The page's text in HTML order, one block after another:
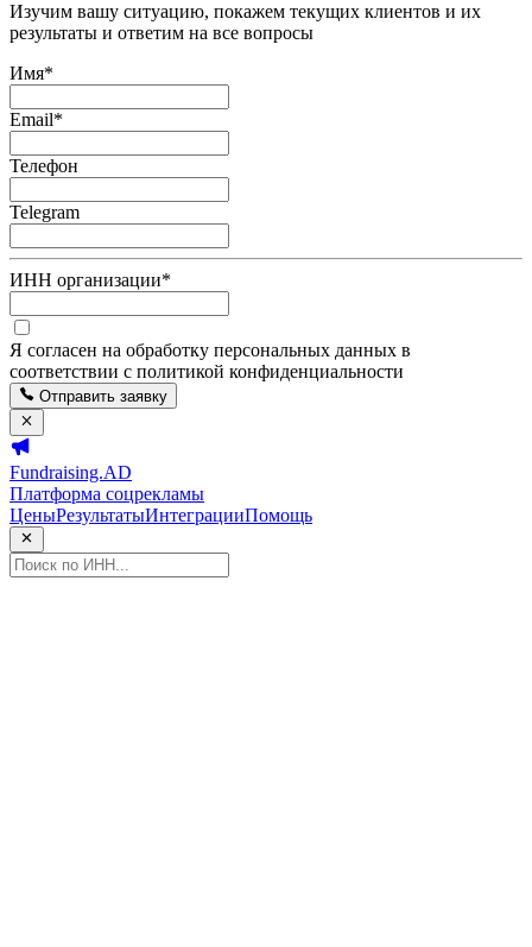
Изучим вашу ситуацию, покажем текущих клиентов и их
результаты и ответим на все вопросы
Имя*
Email*
Телефон
Telegram
ИНН организации*
Я согласен на обработку персональных данных в
соответствии с политикой конфиденциальности
Отправить заявку
Fundraising.AD
Платформа соцрекламы
ЦеныРезультатыИнтеграцииПомощь